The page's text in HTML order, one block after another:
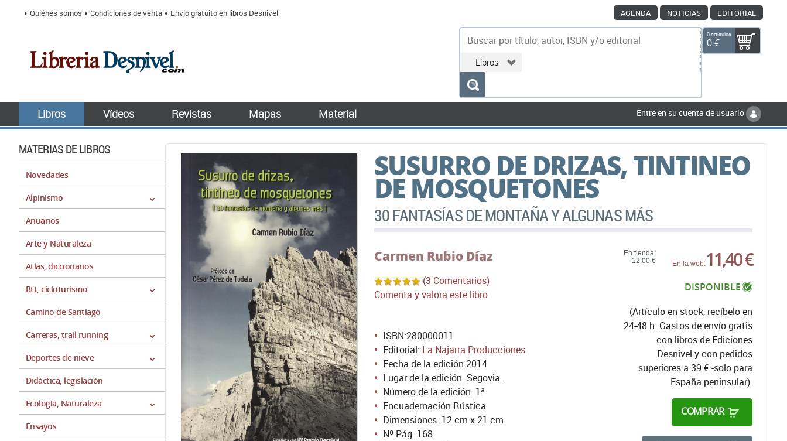
Quiénes somos Condiciones de venta Envío gratuito en libros Desnivel AGENDA NOTICIAS EDITORIAL
0 artículos
0 €
Libros Vídeos Revistas Mapas Material Entre en su cuenta de usuario
MATERIAS DE LIBROS
Novedades
Alpinismo
Anuarios
Arte y Naturaleza
Atlas, diccionarios
Btt, cicloturismo
Camino de Santiago
Carreras, trail running
Deportes de nieve
Didáctica, legislación
Ecología, Naturaleza
Ensayos
SUSURRO DE DRIZAS, TINTINEO
DE MOSQUETONES
30 FANTASÍAS DE MONTAÑA Y ALGUNAS MÁS
Carmen Rubio Díaz
(3 Comentarios)
Comenta y valora este libro
En tienda:
12,00 €
En la web:11,40 €
DISPONIBLE
(Artículo en stock, recíbelo en
24-48 h. Gastos de envío gratis
con libros de Ediciones
Desnivel y con pedidos
superiores a 39 € -solo para
España peninsular).
COMPRAR
ISBN:280000011
Editorial: La Najarra Producciones
Fecha de la edición:2014
Lugar de la edición: Segovia.
Número de la edición: 1ª
Encuadernación:Rústica
Dimensiones: 12 cm x 21 cm
Nº Pág.:168